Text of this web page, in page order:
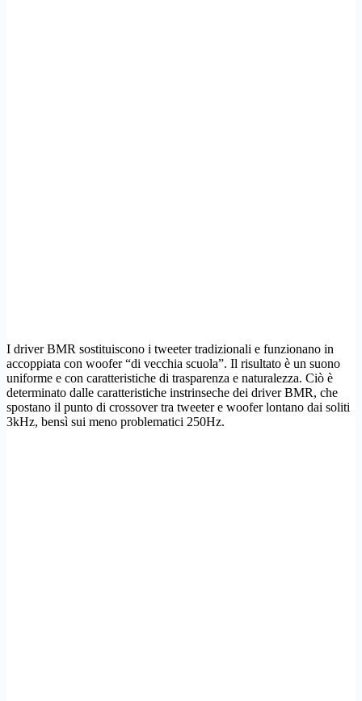
I driver BMR sostituiscono i tweeter tradizionali e funzionano in
accoppiata con woofer “di vecchia scuola”. Il risultato è un suono
uniforme e con caratteristiche di trasparenza e naturalezza. Ciò è
determinato dalle caratteristiche instrinseche dei driver BMR, che
spostano il punto di crossover tra tweeter e woofer lontano dai soliti
3kHz, bensì sui meno problematici 250Hz.